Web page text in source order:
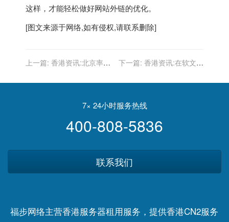
这样，才能轻松做好网站外链的优化。
[图文来源于网络,如有侵权,请联系删除]
上一篇: 香港资讯:北京率先
百度成首家获准企业
下一篇: 香港资讯:在软文中
呢?
7× 24小时服务热线
400-808-5836
联系我们
福步网络主营香港服务器租用服务，提供香港CN2服务